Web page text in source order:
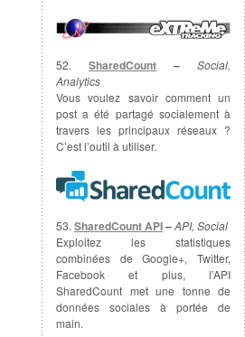
52. SharedCount – Social,
Analytics
Vous voulez savoir comment un
post a été partagé socialement à
travers les principaux réseaux ?
C’est l’outil à utiliser.
53. SharedCount API–API, Social
Exploitez les statistiques
combinées de Google+, Twitter,
Facebook et plus, l’API
SharedCount met une tonne de
données sociales à portée de
main.